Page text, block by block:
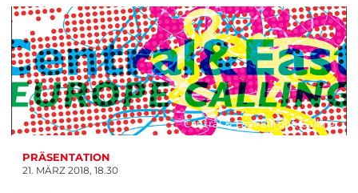
PRÄSENTATION
21. MÄRZ 2018, 18.30
Central & East Europe Calling